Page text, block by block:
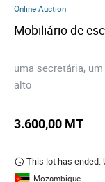
Online Auction
Mobiliário de
uma secretária,
alto
3.600,00 MT
This lot has ended.
Mozambique